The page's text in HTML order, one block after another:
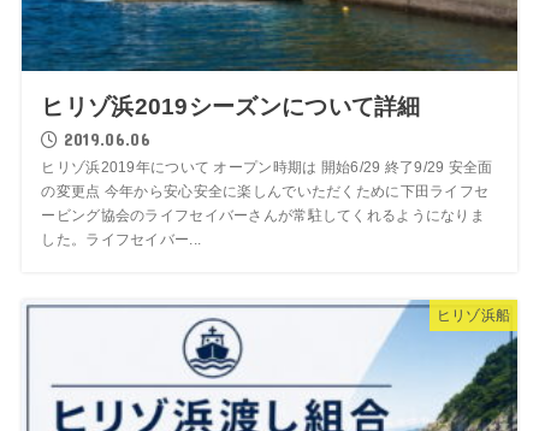
ヒリゾ浜2019シーズンについて詳細
2019.06.06
ヒリゾ浜2019年について オープン時期は 開始6/29 終了9/29 安全面
の変更点 今年から安心安全に楽しんでいただくために下田ライフセ
ービング協会のライフセイバーさんが常駐してくれるようになりま
した。ライフセイバー...
ヒリゾ浜船